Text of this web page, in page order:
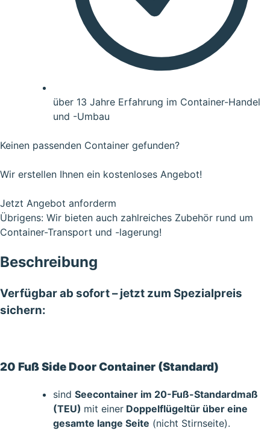
über 13 Jahre Erfahrung im Container-Handel
und -Umbau
Keinen passenden Container gefunden?
Wir erstellen Ihnen ein kostenloses Angebot!
Jetzt Angebot anforderm
Übrigens: Wir bieten auch zahlreiches Zubehör rund um
Container-Transport und -lagerung!
Beschreibung
Verfügbar ab sofort – jetzt zum Spezialpreis
sichern:
20 Fuß Side Door Container (Standard)
sind Seecontainer im 20-Fuß-Standardmaß
(TEU) mit einer Doppelflügeltür über eine
gesamte lange Seite (nicht Stirnseite).